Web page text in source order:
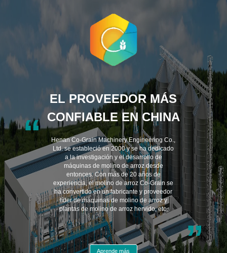
EL PROVEEDOR MÁS
CONFIABLE EN CHINA
“
Henan Co-Grain Machinery Engineering Co.,
Ltd. se estableció en 2000 y se ha dedicado
a la investigación y el desarrollo de
máquinas de molino de arroz desde
entonces. Con más de 20 años de
experiencia, el molino de arroz Co-Grain se
ha convertido en un fabricante y proveedor
líder de máquinas de molino de arroz y
plantas de molino de arroz hervido, etc.
”
Aprende más